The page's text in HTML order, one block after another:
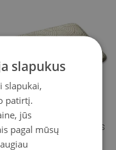
KILIMAS KONCENTRIŠKI
SU BANGUOTOMIS
LINIJOMIS
slapukus
slapukai,
patirtį.
jūs
pagal mūsų